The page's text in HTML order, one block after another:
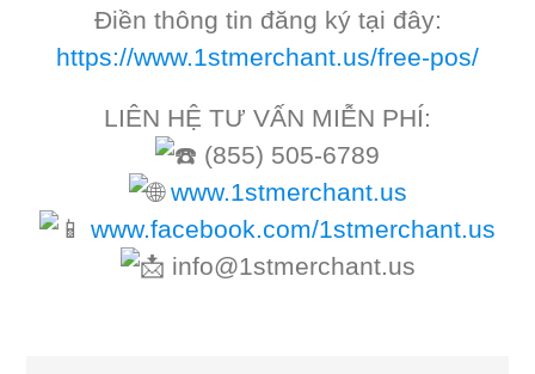
Điền thông tin đăng ký tại đây:
https://www.1stmerchant.us/free-pos/
LIÊN HỆ TƯ VẤN MIỄN PHÍ:
(855) 505-6789
www.1stmerchant.us
www.facebook.com/1stmerchant.us
info@1stmerchant.us